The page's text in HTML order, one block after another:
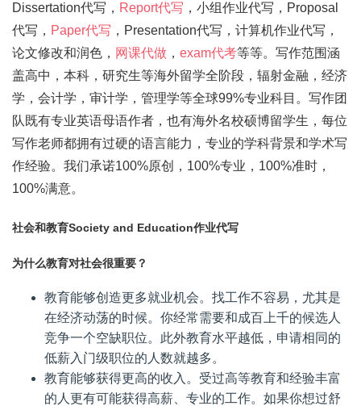
Dissertation代写， Report代写 ，小组作业代写，Proposal
代写， Paper代写 ，Presentation代写，计算机作业代写，
论文修改和润色， 网课代做 ， exam代考等等。写作范围涵
盖高中，本科，研究生等海外留学全阶段，辐射金融，经济
学，会计学，审计学，管理学等全球99%专业科目。写作团
队既有专业英语母语作者，也有海外名校硕博留学生，每位
写作老师都拥有过硬的语言能力，专业的学科背景和学术写
作经验。我们承诺100%原创，100%专业，100%准时，
100%满意。
社会和教育Society and Education作业代写
为什么教育对社会很重要？
教育能够创造更多就业机会。找工作不容易，尤其是
在经济动荡的时候。你经常需要和成百上千的候选人
竞争一个空缺职位。此外教育水平越低，申请相同的
低薪入门级职位的人数就越多。
教育能够获得更高的收入。受过高等教育和经验丰富
的人更有可能获得高薪、专业的工作。如果你想过舒